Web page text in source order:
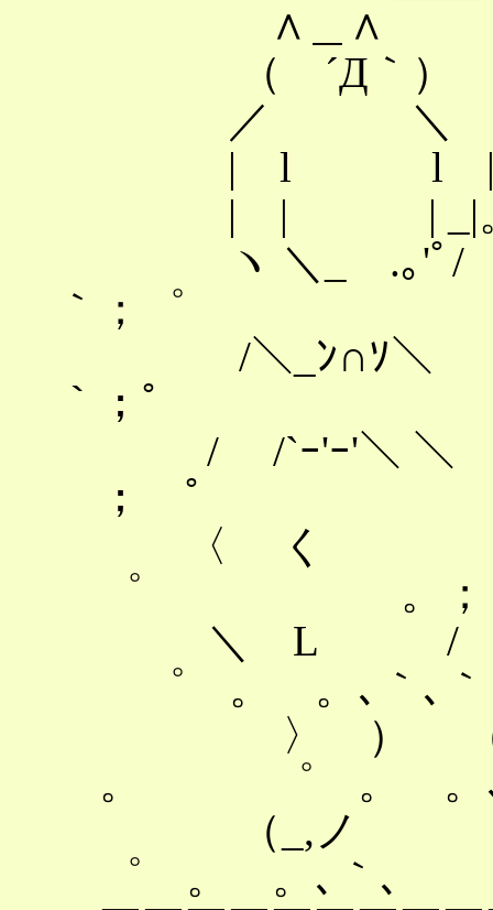
∧＿∧
（ ´Д｀）
／ ＼
| l l
| | | _|。_.=
ヽ ＼_ .｡'ﾟ/ `
｀；゜
/＼_ﾝ∩ｿ
｀；゜
/ /`ｰ'ｰ'＼
； ゜
〈 く /
゜ 。；
＼ L / /
゜ 。 。､｀､｀
〉 ） （
。 ゜ 。 。､
（_,ノ `
゜ 。 。､｀､